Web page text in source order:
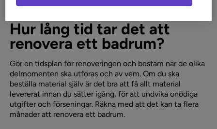
Hur lång tid tar det att
renovera ett badrum?
Gör en tidsplan för renoveringen och bestäm när de olika
delmomenten ska utföras och av vem. Om du ska
beställa material själv är det bra att få allt material
levererat innan du sätter igång, för att undvika onödiga
utgifter och förseningar. Räkna med att det kan ta flera
månader att renovera ett badrum.